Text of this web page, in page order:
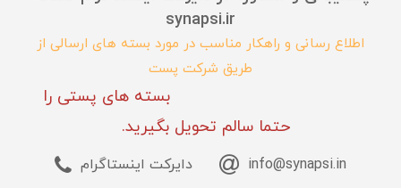
synapsi.ir
اطلاع رسانی و راهکار مناسب در مورد بسته های ارسالی از
طریق شرکت پست
بسته های پستی را
حتما سالم تحویل بگیرید.
info@synapsi.in دایرکت اینستاگرام